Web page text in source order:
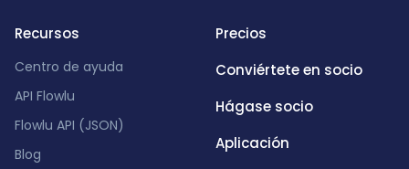
Recursos
Centro de ayuda
API Flowlu
Flowlu API (JSON)
Blog
Precios
Conviértete en socio
Hágase socio
Aplicación